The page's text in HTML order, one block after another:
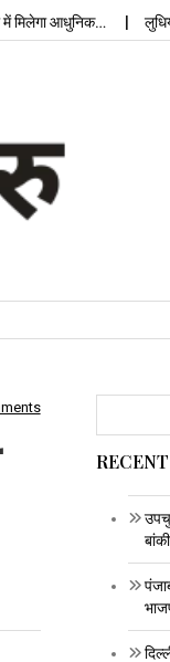
आधुनिक… लुधियाना-